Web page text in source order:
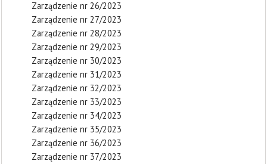
Zarządzenie nr 26/2023
Zarządzenie nr 27/2023
Zarządzenie nr 28/2023
Zarządzenie nr 29/2023
Zarządzenie nr 30/2023
Zarządzenie nr 31/2023
Zarządzenie nr 32/2023
Zarządzenie nr 33/2023
Zarządzenie nr 34/2023
Zarządzenie nr 35/2023
Zarządzenie nr 36/2023
Zarządzenie nr 37/2023